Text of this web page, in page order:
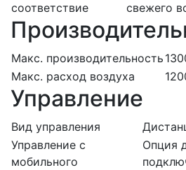
соответствие
свежего
Макс. производительность
Макс. расход воздуха
Управление
Вид управления
Управление c
мобильного
Опция